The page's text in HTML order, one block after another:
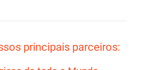
principais parceiros: